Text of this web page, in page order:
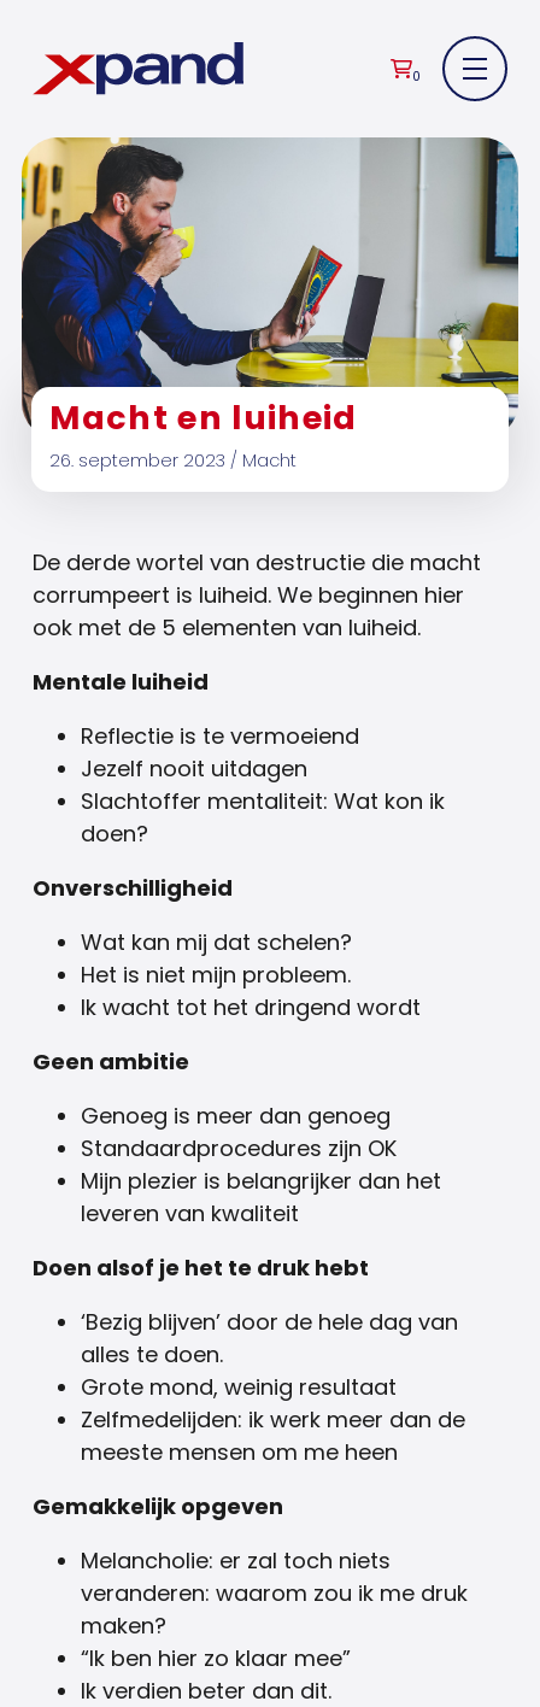
0
Macht en luiheid
26. september 2023 / Macht
De derde wortel van destructie die macht
corrumpeert is luiheid. We beginnen hier
ook met de 5 elementen van luiheid.
Mentale luiheid
Reflectie is te vermoeiend
Jezelf nooit uitdagen
Slachtoffer mentaliteit: Wat kon ik
doen?
Onverschilligheid
Wat kan mij dat schelen?
Het is niet mijn probleem.
Ik wacht tot het dringend wordt
Geen ambitie
Genoeg is meer dan genoeg
Standaardprocedures zijn OK
Mijn plezier is belangrijker dan het
leveren van kwaliteit
Doen alsof je het te druk hebt
‘Bezig blijven’ door de hele dag van
alles te doen.
Grote mond, weinig resultaat
Zelfmedelijden: ik werk meer dan de
meeste mensen om me heen
Gemakkelijk opgeven
Melancholie: er zal toch niets
veranderen: waarom zou ik me druk
maken?
“Ik ben hier zo klaar mee”
Ik verdien beter dan dit.